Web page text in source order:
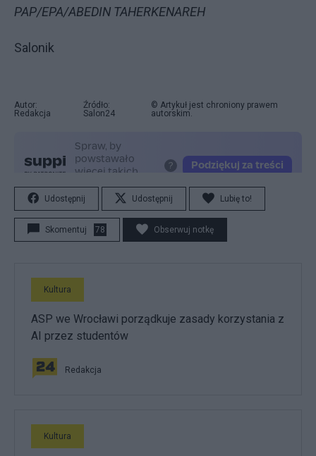
PAP/EPA/ABEDIN TAHERKENAREH
Salonik
Autor:
Redakcja
Źródło:
Salon24
© Artykuł jest chroniony prawem
autorskim.
Udostępnij Udostępnij Lubię to!
Skomentuj 78 Obserwuj notkę
Kultura
ASP we Wrocławi porządkuje zasady korzystania z
AI przez studentów
Redakcja
Kultura